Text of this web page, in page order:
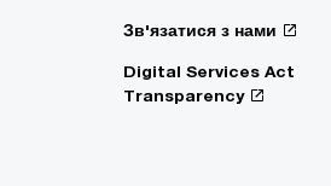
Зв'язатися з нами
Digital Services Act
Transparency